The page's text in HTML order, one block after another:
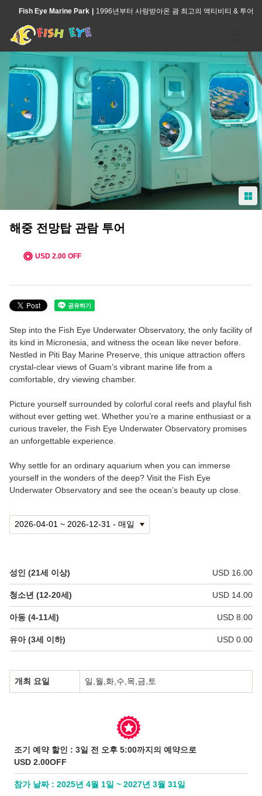
Fish Eye Marine Park 1996년부터 사랑받아온 괌 최고의 액티비티 & 투어
홈
액티비티
괌 피티 베이 해양 보호구역의 해중전망대 관람
전문 가이드와 함께하는 돌핀크루즈 & 해중전망대
아일랜드 문화 체험 & 코코넛 체험
괌 푸른 바닷속을 탐험하는 스노클링 투어
피쉬아이 아일랜드 디너쇼
방문자 센터 & 레스토랑
해중 전망탑
피티 베이 해양 보호구역
자주 묻는 질문
언어
日本語
简体中文
해중 전망탑 관람 투어
USD 2.00 OFF
Step into the Fish Eye Underwater Observatory, the only facility of
its kind in Micronesia, and witness the ocean like never before.
Nestled in Piti Bay Marine Preserve, this unique attraction offers
crystal-clear views of Guam’s vibrant marine life from a
comfortable, dry viewing chamber.
Picture yourself surrounded by colorful coral reefs and playful fish
without ever getting wet. Whether you’re a marine enthusiast or a
curious traveler, the Fish Eye Underwater Observatory promises
an unforgettable experience.
Why settle for an ordinary aquarium when you can immerse
yourself in the wonders of the deep? Visit the Fish Eye
Underwater Observatory and see the ocean’s beauty up close.
성인 (21세 이상) USD 16.00
청소년 (12-20세) USD 14.00
아동 (4-11세) USD 8.00
유아 (3세 이하) USD 0.00
개최 요일 일,월,화,수,목,금,토
조기 예약 할인 : 3일 전 오후 5:00까지의 예약으로
USD 2.00OFF
참가 날짜 : 2025년 4월 1일 ~ 2027년 3월 31일